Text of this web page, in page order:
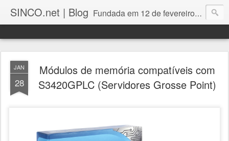
SINCO.net | Blog Fundada em 12 de fevereiro de 1982. Fabricante brasileira de servidores e workstations. Certificações: Intel Technology Provider Platinum, Seagate Storage Solution Provider, Kingston Premium Reseller, Nilko Design Partner.
JAN
28
Módulos de memória compatíveis com
S3420GPLC (Servidores Grosse Point)